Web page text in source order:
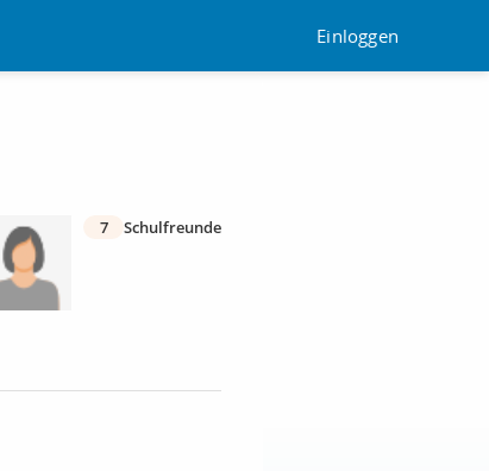
Einloggen
7 Schulfreunde